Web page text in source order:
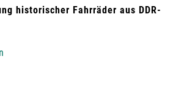
historischer Fahrräder aus DDR-